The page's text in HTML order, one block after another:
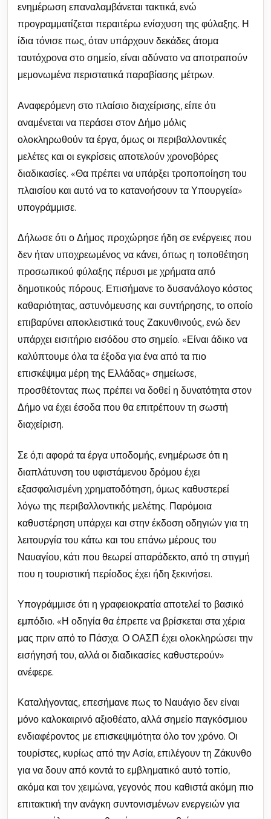
ενημέρωση επαναλαμβάνεται τακτικά, ενώ
προγραμματίζεται περαιτέρω ενίσχυση της φύλαξης. Η
ίδια τόνισε πως, όταν υπάρχουν δεκάδες άτομα
ταυτόχρονα στο σημείο, είναι αδύνατο να αποτραπούν
μεμονωμένα περιστατικά παραβίασης μέτρων.
Αναφερόμενη στο πλαίσιο διαχείρισης, είπε ότι
αναμένεται να περάσει στον Δήμο μόλις
ολοκληρωθούν τα έργα, όμως οι περιβαλλοντικές
μελέτες και οι εγκρίσεις αποτελούν χρονοβόρες
διαδικασίες. «Θα πρέπει να υπάρξει τροποποίηση του
πλαισίου και αυτό να το κατανοήσουν τα Υπουργεία»
υπογράμμισε.
Δήλωσε ότι ο Δήμος προχώρησε ήδη σε ενέργειες που
δεν ήταν υποχρεωμένος να κάνει, όπως η τοποθέτηση
προσωπικού φύλαξης πέρυσι με χρήματα από
δημοτικούς πόρους. Επισήμανε το δυσανάλογο κόστος
καθαριότητας, αστυνόμευσης και συντήρησης, το οποίο
επιβαρύνει αποκλειστικά τους Ζακυνθινούς, ενώ δεν
υπάρχει εισιτήριο εισόδου στο σημείο. «Είναι άδικο να
καλύπτουμε όλα τα έξοδα για ένα από τα πιο
επισκέψιμα μέρη της Ελλάδας» σημείωσε,
προσθέτοντας πως πρέπει να δοθεί η δυνατότητα στον
Δήμο να έχει έσοδα που θα επιτρέπουν τη σωστή
διαχείριση.
Σε ό,τι αφορά τα έργα υποδομής, ενημέρωσε ότι η
διαπλάτυνση του υφιστάμενου δρόμου έχει
εξασφαλισμένη χρηματοδότηση, όμως καθυστερεί
λόγω της περιβαλλοντικής μελέτης. Παρόμοια
καθυστέρηση υπάρχει και στην έκδοση οδηγιών για τη
λειτουργία του κάτω και του επάνω μέρους του
Ναυαγίου, κάτι που θεωρεί απαράδεκτο, από τη στιγμή
που η τουριστική περίοδος έχει ήδη ξεκινήσει.
Υπογράμμισε ότι η γραφειοκρατία αποτελεί το βασικό
εμπόδιο. «Η οδηγία θα έπρεπε να βρίσκεται στα χέρια
μας πριν από το Πάσχα. Ο ΟΑΣΠ έχει ολοκληρώσει την
εισήγησή του, αλλά οι διαδικασίες καθυστερούν»
ανέφερε.
Καταλήγοντας, επεσήμανε πως το Ναυάγιο δεν είναι
μόνο καλοκαιρινό αξιοθέατο, αλλά σημείο παγκόσμιου
ενδιαφέροντος με επισκεψιμότητα όλο τον χρόνο. Οι
τουρίστες, κυρίως από την Ασία, επιλέγουν τη Ζάκυνθο
για να δουν από κοντά το εμβληματικό αυτό τοπίο,
ακόμα και τον χειμώνα, γεγονός που καθιστά ακόμη πιο
επιτακτική την ανάγκη συντονισμένων ενεργειών για